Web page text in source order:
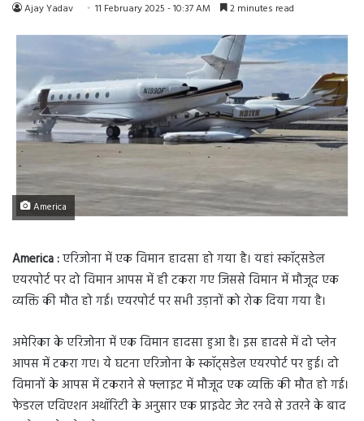
Ajay Yadav 11 February 2025 - 10:37 AM 2 minutes read
America
America :एरिजोना में एक विमान हादसा हो गया है। यहां स्कॉट्सडेल
एयरपोर्ट पर दो विमान आपस में ही टकरा गए जिससे विमान में मौजूद एक
व्यक्ति की मौत हो गई। एयरपोर्ट पर सभी उड़ानों को रोक दिया गया है।
अमेरिका के एरिजोना में एक विमान हादसा हुआ है। इस हादसे में दो प्लेन
आपस में टकरा गए। ये घटना एरिजोना के स्कॉट्सडेल एयरपोर्ट पर हुई। दो
विमानों के आपस में टकराने से फ्लाइट में मौजूद एक व्यक्ति की मौत हो गई।
फेडरल एविएशन अथॉरिटी के अनुसार एक प्राइवेट जेट रनवे से उतरने के बाद